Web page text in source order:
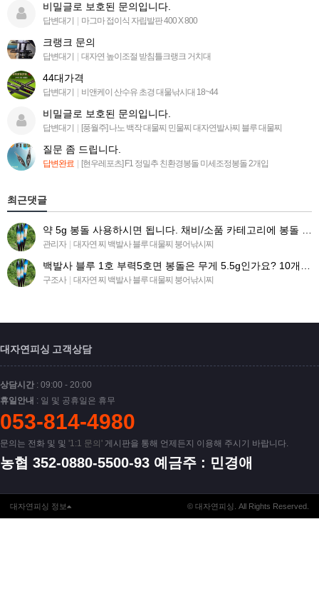
비밀글로 보호된 문의입니다.
답변대기 마그마 접이식 자립발판 400 X 800
크랭크 문의
답변대기 대자연 높이조절 받침틀크랭크 거치대
44대가격
답변대기 비앤케이 산수유 초경 대물낚시대 18~44
비밀글로 보호된 문의입니다.
답변대기 [풍월주] 나노 백작 대물찌 민물찌 대자연발사찌 블루 대물찌
질문 좀 드립니다.
답변완료 [현우레포츠] F1 정밀추 친환경봉돌 미세조정봉돌 2개입
최근댓글
약 5g 봉돌 사용하시면 됩니다. 채비/소품 카테고리에 봉돌 목록 들어가시면 찾아보실수 있습니다 ^^.
관리자 대자연 찌 백발사 블루 대물찌 붕어낚시찌
백발사 블루 1호 부력5호면 봉돌은 무게 5.5g인가요? 10개 구매시 유동봉돌(유동추.봉돌) 똑같이 구매하…
구조사 대자연 찌 백발사 블루 대물찌 붕어낚시찌
대자연피싱 고객상담
상담시간 : 09:00 - 20:00
휴일안내 : 일 및 공휴일은 휴무
053-814-4980
문의는 전화 및 및 '1:1 문의' 게시판을 통해 언제든지 이용해 주시기 바랍니다.
농협 352-0880-5500-93 예금주 : 민경애
대자연피싱 정보 © 대자연피싱. All Rights Reserved.